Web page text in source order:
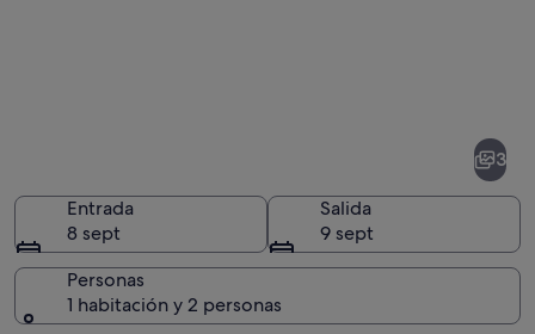
3
Entrada
8 sept
Salida
9 sept
Personas
1 habitación y 2 personas